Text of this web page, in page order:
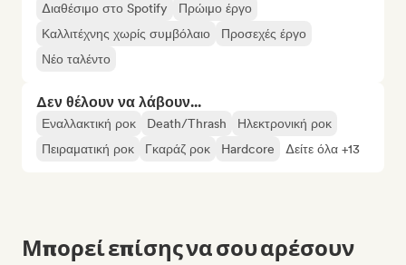
Διαθέσιμο στο Spotify
Πρώιμο έργο
Καλλιτέχνης χωρίς συμβόλαιο
Προσεχές έργο
Νέο ταλέντο
Δεν θέλουν να λάβουν...
Εναλλακτική ροκ Death/Thrash
Ηλεκτρονική ροκ
Πειραματική ροκ
Γκαράζ ροκ Hardcore Δείτε όλα +13
Μπορεί επίσης να σου αρέσουν